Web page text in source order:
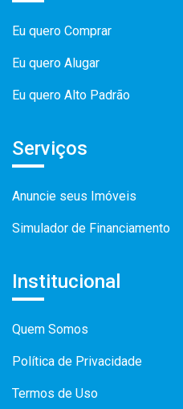
Eu quero Comprar
Eu quero Alugar
Eu quero Alto Padrão
Serviços
Anuncie seus Imóveis
Simulador de Financiamento
Institucional
Quem Somos
Política de Privacidade
Termos de Uso